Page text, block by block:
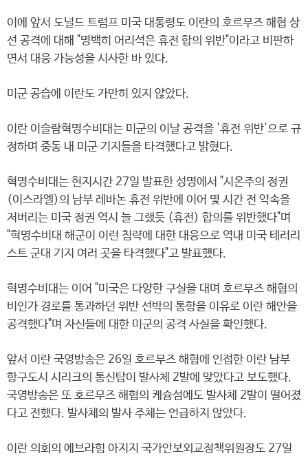
이에 앞서 도널드 트럼프 미국 대통령도 이란의 호르무즈 해협 상
선 공격에 대해 "명백히 어리석은 휴전 합의 위반"이라고 비판하
면서 대응 가능성을 시사한 바 있다.
미군 공습에 이란도 가만히 있지 않았다.
이란 이슬람혁명수비대는 미군의 이날 공격을 '휴전 위반'으로 규
정하며 중동 내 미군 기지들을 타격했다고 밝혔다.
혁명수비대는 현지시간 27일 발표한 성명에서 "시온주의 정권
(이스라엘)의 남부 레바논 휴전 위반에 이어 몇 시간 전 약속을
저버리는 미국 정권 역시 늘 그랬듯 (휴전) 합의를 위반했다"며
"혁명수비대 해군이 이런 침략에 대한 대응으로 역내 미국 테러리
스트 군대 기지 여러 곳을 타격했다"고 발표했다.
혁명수비대는 이어 "미국은 다양한 구실을 대며 호르무즈 해협의
비인가 경로를 통과하던 위반 선박의 통항을 이유로 이란 해안을
공격했다"며 자신들에 대한 미군의 공격 사실을 확인했다.
앞서 이란 국영방송은 26일 호르무즈 해협에 인접한 이란 남부
항구도시 시리크의 통신탑이 발사체 2발에 맞았다고 보도했다.
국영방송은 또 호르무즈 해협의 케슘섬에도 발사체 2발이 떨어졌
다고 전했다. 발사체의 발사 주체는 언급하지 않았다.
이란 의회의 에브라힘 아지지 국가안보외교정책위원장도 27일